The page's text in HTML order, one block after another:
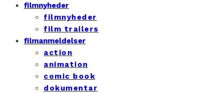
filmnyheder
filmnyheder
film trailers
filmanmeldelser
action
animation
comic book
dokumentar